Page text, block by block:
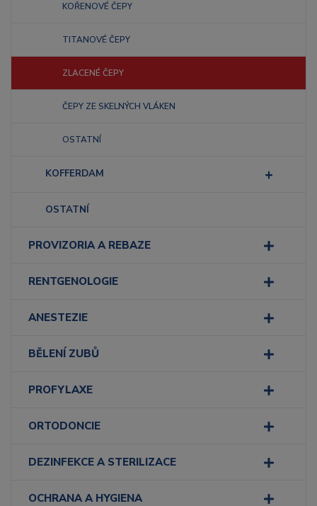
KOŘENOVÉ ČEPY
TITANOVÉ ČEPY
ZLACENÉ ČEPY
ČEPY ZE SKELNÝCH VLÁKEN
OSTATNÍ
KOFFERDAM
OSTATNÍ
PROVIZORIA A REBAZE
RENTGENOLOGIE
ANESTEZIE
BĚLENÍ ZUBŮ
PROFYLAXE
ORTODONCIE
DEZINFEKCE A STERILIZACE
OCHRANA A HYGIENA